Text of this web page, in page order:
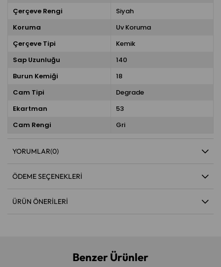
Çerçeve Rengi
Siyah
Koruma
Uv Koruma
Çerçeve Tipi
Kemik
Sap Uzunluğu
140
Burun Kemiği
18
Cam Tipi
Degrade
Ekartman
53
Cam Rengi
Gri
YORUMLAR(0)
ÖDEME SEÇENEKLERI
ÜRÜN ÖNERILERI
Benzer Ürünler